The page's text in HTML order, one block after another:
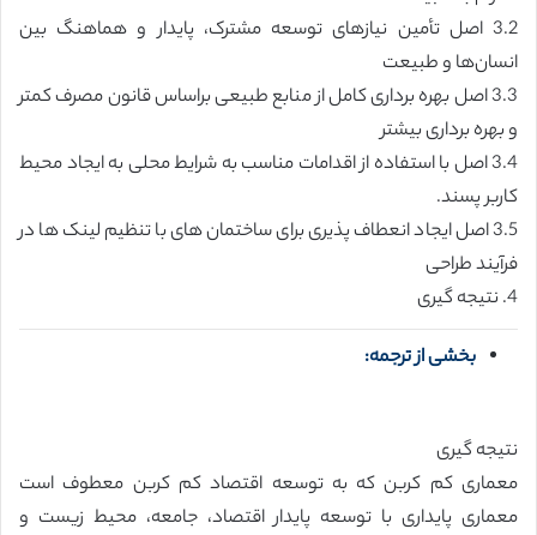
3.2 اصل تأمین نیازهای توسعه مشترک، پایدار و هماهنگ بین
انسان‌ها و طبیعت
3.3 اصل بهره برداری کامل از منابع طبیعی براساس قانون مصرف کمتر
و بهره برداری بیشتر
3.4 اصل با استفاده از اقدامات مناسب به شرایط محلی به ایجاد محیط
کاربر پسند.
3.5 اصل ایجاد انعطاف پذیری برای ساختمان های با تنظیم لینک ها در
فرآیند طراحی
4. نتیجه گیری
بخشی از ترجمه:
نتیجه گیری
معماری کم کربن که به توسعه اقتصاد کم کربن معطوف است
معماری پایداری با توسعه پایدار اقتصاد، جامعه، محیط زیست و